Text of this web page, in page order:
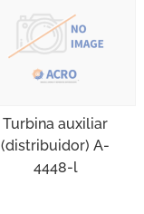
Turbina auxiliar
(distribuidor) A-
4448-l